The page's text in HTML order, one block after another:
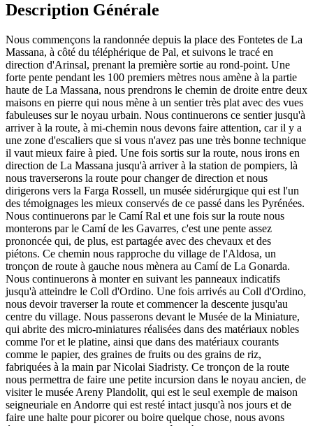
Description Générale
Nous commençons la randonnée depuis la place des Fontetes de La
Massana, à côté du téléphérique de Pal, et suivons le tracé en
direction d'Arinsal, prenant la première sortie au rond-point. Une
forte pente pendant les 100 premiers mètres nous amène à la partie
haute de La Massana, nous prendrons le chemin de droite entre deux
maisons en pierre qui nous mène à un sentier très plat avec des vues
fabuleuses sur le noyau urbain. Nous continuerons ce sentier jusqu'à
arriver à la route, à mi-chemin nous devons faire attention, car il y a
une zone d'escaliers que si vous n'avez pas une très bonne technique
il vaut mieux faire à pied. Une fois sortis sur la route, nous irons en
direction de La Massana jusqu'à arriver à la station de pompiers, là
nous traverserons la route pour changer de direction et nous
dirigerons vers la Farga Rossell, un musée sidérurgique qui est l'un
des témoignages les mieux conservés de ce passé dans les Pyrénées.
Nous continuerons par le Camí Ral et une fois sur la route nous
monterons par le Camí de les Gavarres, c'est une pente assez
prononcée qui, de plus, est partagée avec des chevaux et des
piétons. Ce chemin nous rapproche du village de l'Aldosa, un
tronçon de route à gauche nous mènera au Camí de La Gonarda.
Nous continuerons à monter en suivant les panneaux indicatifs
jusqu'à atteindre le Coll d'Ordino. Une fois arrivés au Coll d'Ordino,
nous devoir traverser la route et commencer la descente jusqu'au
centre du village. Nous passerons devant le Musée de la Miniature,
qui abrite des micro-miniatures réalisées dans des matériaux nobles
comme l'or et le platine, ainsi que dans des matériaux courants
comme le papier, des graines de fruits ou des grains de riz,
fabriquées à la main par Nicolai Siadristy. Ce tronçon de la route
nous permettra de faire une petite incursion dans le noyau ancien, de
visiter le musée Areny Plandolit, qui est le seul exemple de maison
seigneuriale en Andorre qui est resté intact jusqu'à nos jours et de
faire une halte pour picorer ou boire quelque chose, nous avons